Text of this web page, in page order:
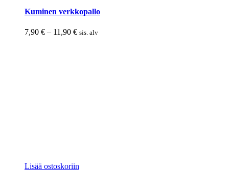
on
Voit
Kuminen verkkopallo
7,90 € – 11,90 €Hintaluokka:
sis. alv
Lisää ostoskoriin